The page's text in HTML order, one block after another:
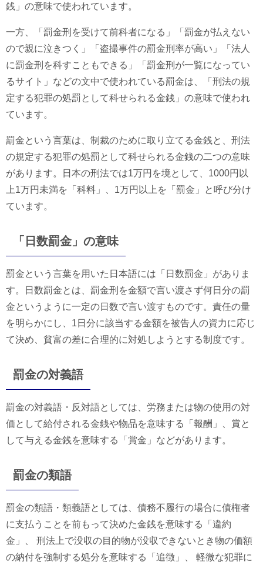
銭」の意味で使われています。
一方、「罰金刑を受けて前科者になる」「罰金が払えない
ので親に泣きつく」「盗撮事件の罰金刑率が高い」「法人
に罰金刑を科すこともできる」「罰金刑が一覧になってい
るサイト」などの文中で使われている罰金は、「刑法の規
定する犯罪の処罰として科せられる金銭」の意味で使われ
ています。
罰金という言葉は、制裁のために取り立てる金銭と、刑法
の規定する犯罪の処罰として科せられる金銭の二つの意味
があります。日本の刑法では1万円を境として、1000円以
上1万円未満を「科料」、1万円以上を「罰金」と呼び分け
ています。
「日数罰金」の意味
罰金という言葉を用いた日本語には「日数罰金」がありま
す。日数罰金とは、罰金刑を金額で言い渡さず何日分の罰
金というように一定の日数で言い渡すものです。責任の量
を明らかにし、1日分に該当する金額を被告人の資力に応じ
て決め、貧富の差に合理的に対処しようとする制度です。
罰金の対義語
罰金の対義語・反対語としては、労務または物の使用の対
価として給付される金銭や物品を意味する「報酬」、賞と
して与える金銭を意味する「賞金」などがあります。
罰金の類語
罰金の類語・類義語としては、債務不履行の場合に債権者
に支払うことを前もって決めた金銭を意味する「違約
金」、 刑法上で没収の目的物が没収できないとき物の価額
の納付を強制する処分を意味する「追徴」、 軽微な犯罪に